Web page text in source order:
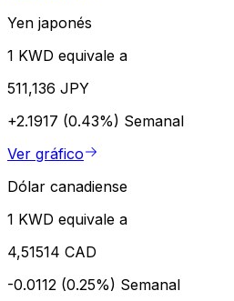
Yen japonés
1 KWD equivale a
511,136 JPY
+2.1917 (0.43%) Semanal
Ver gráfico
Dólar canadiense
1 KWD equivale a
4,51514 CAD
-0.0112 (0.25%) Semanal